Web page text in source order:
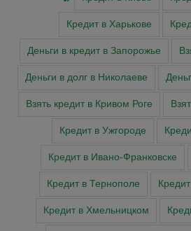
Кредит в Харькове
Деньги в кредит в Запорожье
Деньги в долг в Николаеве
Взять кредит в Кривом Роге
Кредит в Ужгороде
Кредит в Ивано-Франковске
Кредит в Тернополе
Кредит в Хмельницком